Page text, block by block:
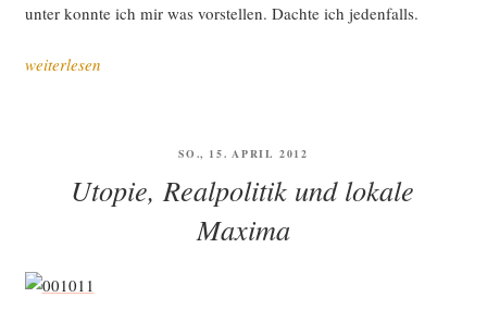
un­ter konn­te ich mir was vor­stel­len. Dach­te ich jedenfalls.
„Rein
Kuschel­
ecke!“
weiterlesen
VERÖFFENTLICHT
SO., 15. APRIL 2012
Utopie, Realpolitik und lokale
Maxima